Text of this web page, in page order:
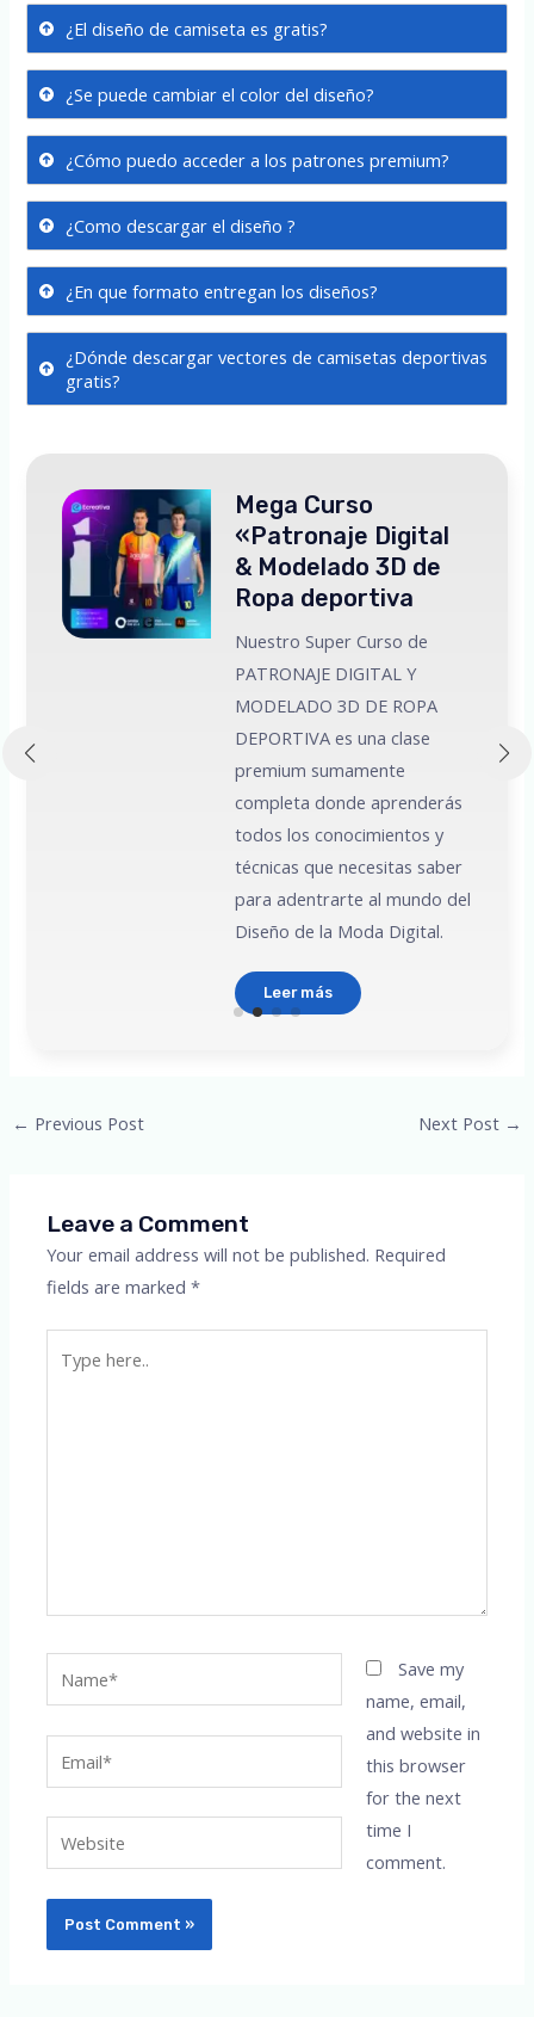
¿El diseño de camiseta es gratis?
¿Se puede cambiar el color del diseño?
¿Cómo puedo acceder a los patrones premium?
¿Como descargar el diseño ?
¿En que formato entregan los diseños?
¿Dónde descargar vectores de camisetas deportivas
gratis?
Mega Curso
«Patronaje Digital
& Modelado 3D de
Ropa deportiva
Nuestro Super Curso de
PATRONAJE DIGITAL Y
MODELADO 3D DE ROPA
DEPORTIVA es una clase
premium sumamente
completa donde aprenderás
todos los conocimientos y
técnicas que necesitas saber
para adentrarte al mundo del
Diseño de la Moda Digital.
Leer más
Post
← Previous Post Next Post →
Leave a Comment
Your email address will not be published. Required
fields are marked*
here..
Website
Save my
name, email,
and website in
this browser
for the next
time I
comment.